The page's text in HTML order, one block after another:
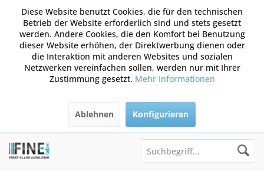
Diese Website benutzt Cookies, die für den technischen
Betrieb der Website erforderlich sind und stets gesetzt
werden. Andere Cookies, die den Komfort bei Benutzung
dieser Website erhöhen, der Direktwerbung dienen oder
die Interaktion mit anderen Websites und sozialen
Netzwerken vereinfachen sollen, werden nur mit Ihrer
Zustimmung gesetzt. Mehr Informationen
Ablehnen Konfigurieren